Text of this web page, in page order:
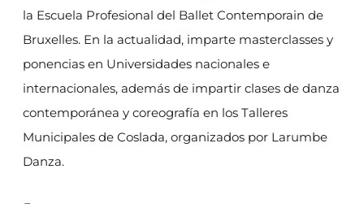
la Escuela Profesional del Ballet Contemporain de
Bruxelles. En la actualidad, imparte masterclasses y
ponencias en Universidades nacionales e
internacionales, además de impartir clases de danza
contemporánea y coreografía en los Talleres
Municipales de Coslada, organizados por Larumbe
Danza.